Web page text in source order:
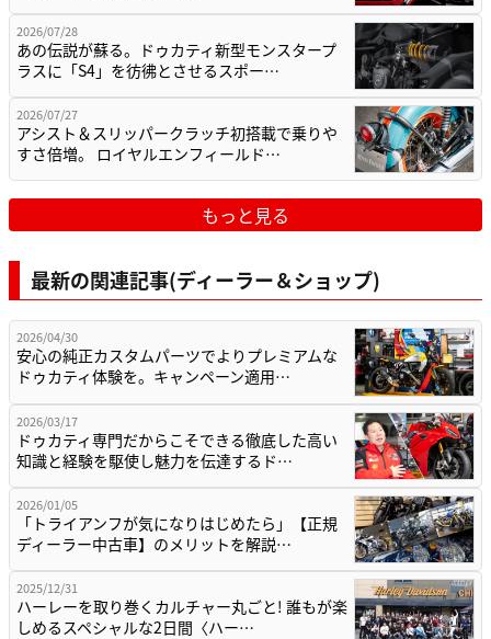
2026/07/28
あの伝説が蘇る。ドゥカティ新型モンスタープ
ラスに「S4」を彷彿とさせるスポー…
2026/07/27
アシスト＆スリッパークラッチ初搭載で乗りや
すさ倍増。 ロイヤルエンフィールド…
もっと見る
最新の関連記事(ディーラー＆ショップ)
2026/04/30
安心の純正カスタムパーツでよりプレミアムな
ドゥカティ体験を。キャンペーン適用…
2026/03/17
ドゥカティ専門だからこそできる徹底した高い
知識と経験を駆使し魅力を伝達するド…
2026/01/05
「トライアンフが気になりはじめたら」【正規
ディーラー中古車】のメリットを解説…
2025/12/31
ハーレーを取り巻くカルチャー丸ごと! 誰もが楽
しめるスペシャルな2日間〈ハー…